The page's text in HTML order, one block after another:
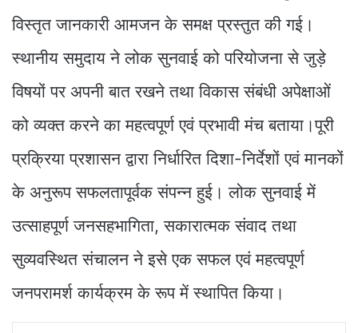
विस्तृत जानकारी आमजन के समक्ष प्रस्तुत की गई।
स्थानीय समुदाय ने लोक सुनवाई को परियोजना से जुड़े
विषयों पर अपनी बात रखने तथा विकास संबंधी अपेक्षाओं
को व्यक्त करने का महत्वपूर्ण एवं प्रभावी मंच बताया।पूरी
प्रक्रिया प्रशासन द्वारा निर्धारित दिशा-निर्देशों एवं मानकों
के अनुरूप सफलतापूर्वक संपन्न हुई। लोक सुनवाई में
उत्साहपूर्ण जनसहभागिता, सकारात्मक संवाद तथा
सुव्यवस्थित संचालन ने इसे एक सफल एवं महत्वपूर्ण
जनपरामर्श कार्यक्रम के रूप में स्थापित किया।